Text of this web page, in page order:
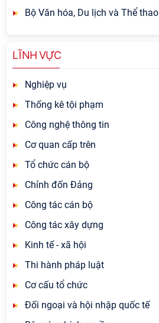
Bộ Văn hóa, Du lịch và Thể thao
LĨNH VỰC
Nghiệp vụ
Thống kê tội phạm
Công nghệ thông tin
Cơ quan cấp trên
Tổ chức cán bộ
Chỉnh đốn Đảng
Công tác cán bộ
Công tác xây dựng
Kinh tế - xã hội
Thi hành pháp luật
Cơ cấu tổ chức
Đối ngoại và hội nhập quốc tế